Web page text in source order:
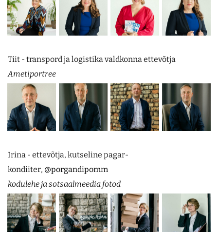
Tiit - transpord ja logistika valdkonna ettevõtja
Ametiportree
Irina - ettevõtja, kutseline pagar-
kondiiter, @porgandipomm
kodulehe ja sotsaalmeedia fotod